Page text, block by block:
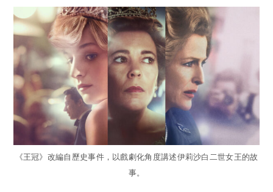
《王冠》改編自歷史事件，以戲劇化角度講述伊莉沙白二世女王的故
事。